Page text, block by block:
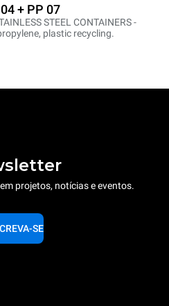
+ PP 07
STEEL CONTAINERS -
plastic recycling.
projetos, notícias e eventos.
SE